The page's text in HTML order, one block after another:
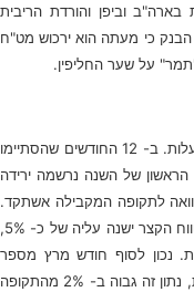
וביפן והורדת הריבית
הבנק כי מעתה הוא ירכוש מט"ח
על שער החליפין.
מחירי הדירות הנמדדים על ידי הלמ"ס ממשיכים לעלות. ב- 12 החודשים שהסתיימו
הדירות עלו ב- 10.5%. ברבעון הראשון של השנה נרשמה ירידה
לתקופה המקבילה אשתקד.
מנגד, מנתוני גמר הבנייה המשקפים את ההיצע בטווח הקצר ישנה עליה של כ- 5%,
של 9,480 דירות חדשות. נכון לסוף חודש מרץ מספר
הדירות בבנייה פעילה עמד על כ – 86.1 אלף דירות, נתון זה גבוה ב- 2% מהתקופה